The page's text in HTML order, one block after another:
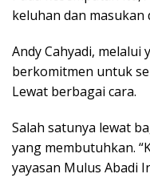
keluhan dan masukan
Andy Cahyadi, melalui
berkomitmen untuk
Lewat berbagai cara.
Salah satunya lewat
yang membutuhkan.
yayasan Mulus Abadi